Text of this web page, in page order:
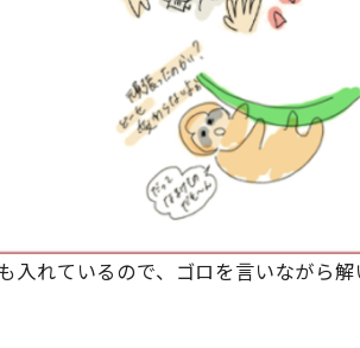
れているので、ゴロを言いながら解